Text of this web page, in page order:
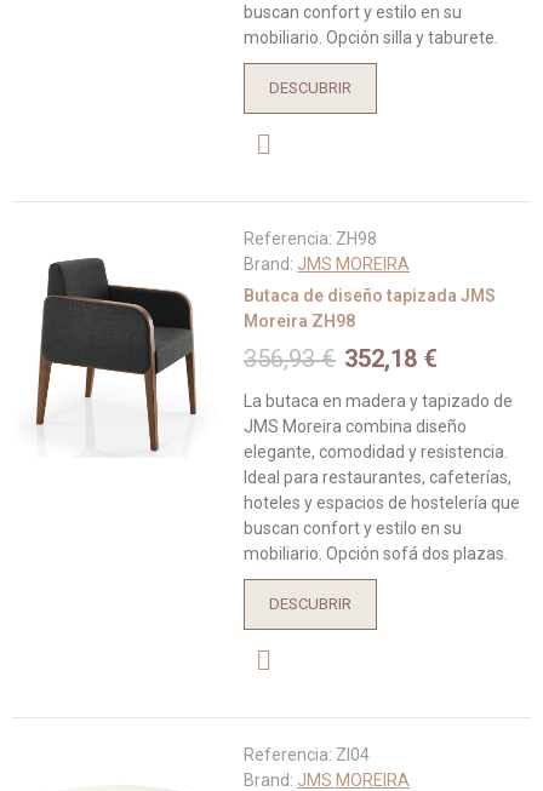
buscan confort y estilo en su
mobiliario. Opción silla y taburete.
DESCUBRIR
Referencia: ZH98
Brand: JMS MOREIRA
Butaca de diseño tapizada JMS
Moreira ZH98
356,93 € 352,18 €
La butaca en madera y tapizado de
JMS Moreira combina diseño
elegante, comodidad y resistencia.
Ideal para restaurantes, cafeterías,
hoteles y espacios de hostelería que
buscan confort y estilo en su
mobiliario. Opción sofá dos plazas.
DESCUBRIR
Referencia: ZI04
Brand: JMS MOREIRA